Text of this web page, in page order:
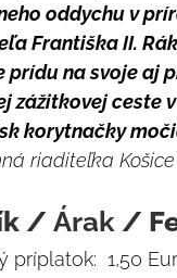
oddychu v
Františka II.
prídu na svoje aj
zážitkovej ceste
korytnačky
riaditeľka
/ Árak /
príplatok: 1,50 Eur